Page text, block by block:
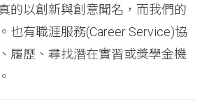
的以創新與創意聞名，而我們的
也有職涯服務(Career Service)協
履歷、尋找潛在實習或獎學金機